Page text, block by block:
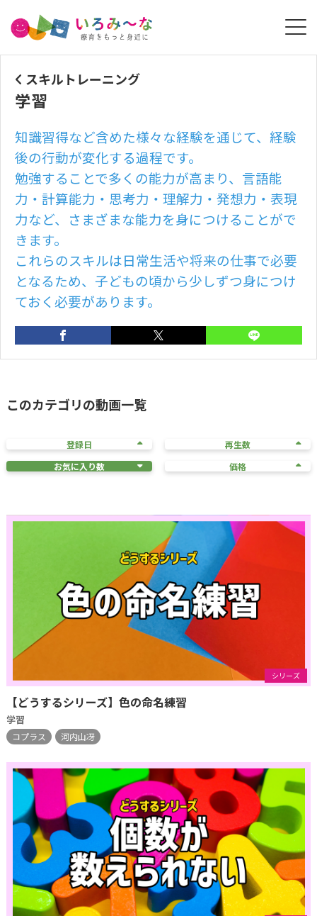
スキルトレーニング
学習
知識習得など含めた様々な経験を通じて、経験
後の行動が変化する過程です。
勉強することで多くの能力が高まり、言語能
力・計算能力・思考力・理解力・発想力・表現
力など、さまざまな能力を身につけることがで
きます。
これらのスキルは日常生活や将来の仕事で必要
となるため、子どもの頃から少しずつ身につけ
ておく必要があります。
このカテゴリの動画一覧
登録日
再生数
お気に入り数
価格
シリーズ
【どうするシリーズ】色の命名練習
学習
コプラス 河内山冴